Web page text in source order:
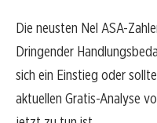
Die neusten Nel ASA-
Dringender
sich ein Einstieg oder
aktuellen Gratis-Analyse